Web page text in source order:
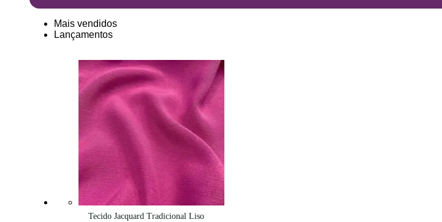
Mais vendidos
Lançamentos
Tecido Jacquard Tradicional Liso